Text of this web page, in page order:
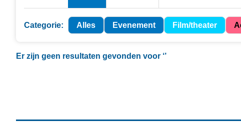
Categorie: Alles Evenement Film/theater
Er zijn geen resultaten gevonden voor ‘’